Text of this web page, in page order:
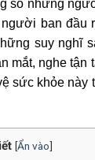
số những
ban đầu
suy nghĩ
mắt, nghe
sức khỏe này
[Ẩn vào]